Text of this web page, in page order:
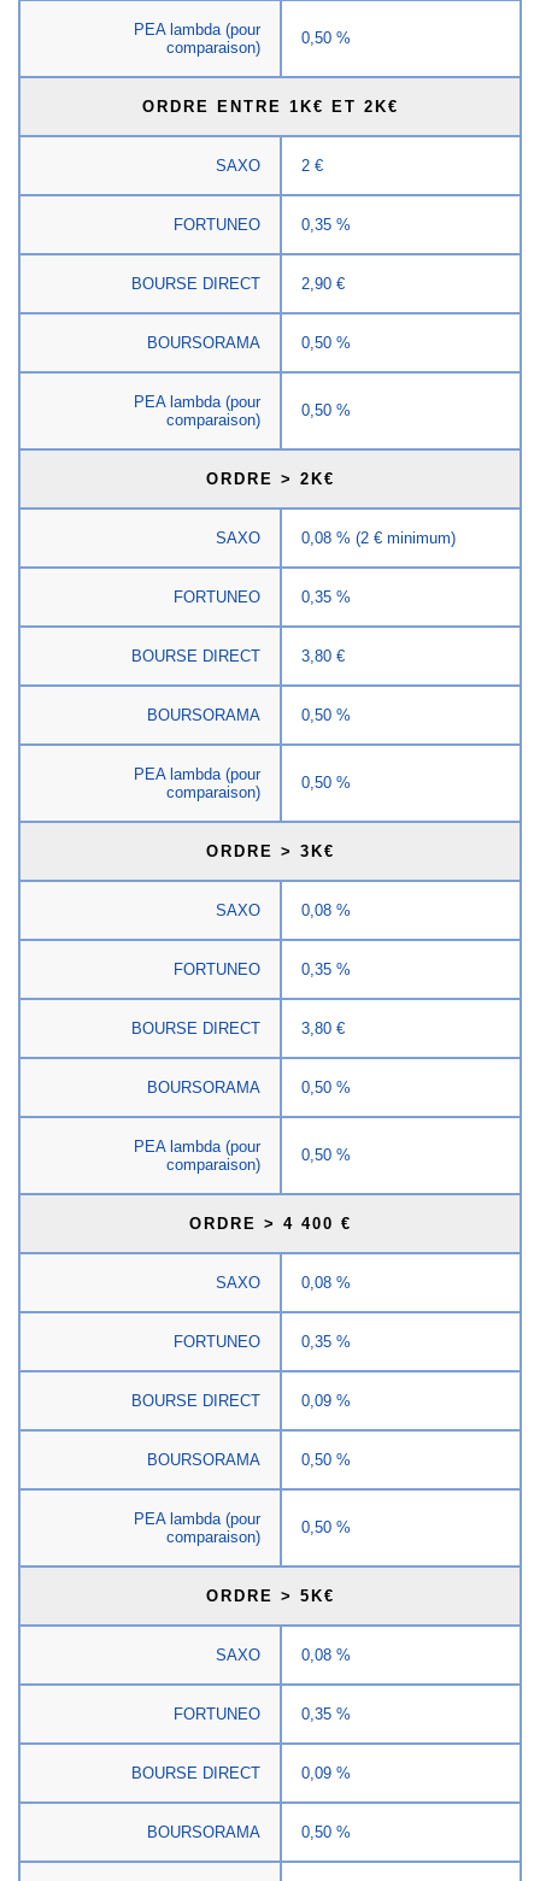
PEA lambda (pour
comparaison)
0,50 %
ORDRE ENTRE 1K€ ET 2K€
SAXO 2 €
FORTUNEO 0,35 %
BOURSE DIRECT 2,90 €
BOURSORAMA 0,50 %
PEA lambda (pour
comparaison)
0,50 %
ORDRE > 2K€
SAXO 0,08 % (2 € minimum)
FORTUNEO 0,35 %
BOURSE DIRECT 3,80 €
BOURSORAMA 0,50 %
PEA lambda (pour
comparaison)
0,50 %
ORDRE > 3K€
SAXO 0,08 %
FORTUNEO 0,35 %
BOURSE DIRECT 3,80 €
BOURSORAMA 0,50 %
PEA lambda (pour
comparaison)
0,50 %
ORDRE > 4 400 €
SAXO 0,08 %
FORTUNEO 0,35 %
BOURSE DIRECT 0,09 %
BOURSORAMA 0,50 %
PEA lambda (pour
comparaison)
0,50 %
ORDRE > 5K€
SAXO 0,08 %
FORTUNEO 0,35 %
BOURSE DIRECT 0,09 %
BOURSORAMA 0,50 %